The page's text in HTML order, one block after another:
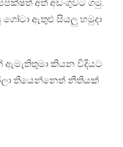
අත් අඩංගුවට ගමු.
ඇතුළු සියලු හමුදා
ඇමැතිතුමා කියන විදියට
තියෙන්නෙත් නීතියක්